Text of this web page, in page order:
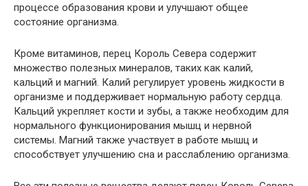
процессе образования крови и улучшают общее
состояние организма.
Кроме витаминов, перец Король Севера содержит
множество полезных минералов, таких как калий,
кальций и магний. Калий регулирует уровень жидкости в
организме и поддерживает нормальную работу сердца.
Кальций укрепляет кости и зубы, а также необходим для
нормального функционирования мышц и нервной
системы. Магний также участвует в работе мышц и
способствует улучшению сна и расслаблению организма.